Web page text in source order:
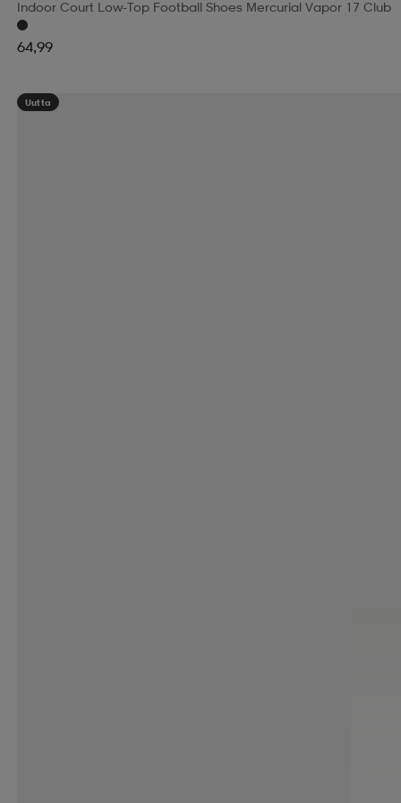
Indoor Court Low-Top Football Shoes Mercurial Vapor 17 Club
64,99
Uutta